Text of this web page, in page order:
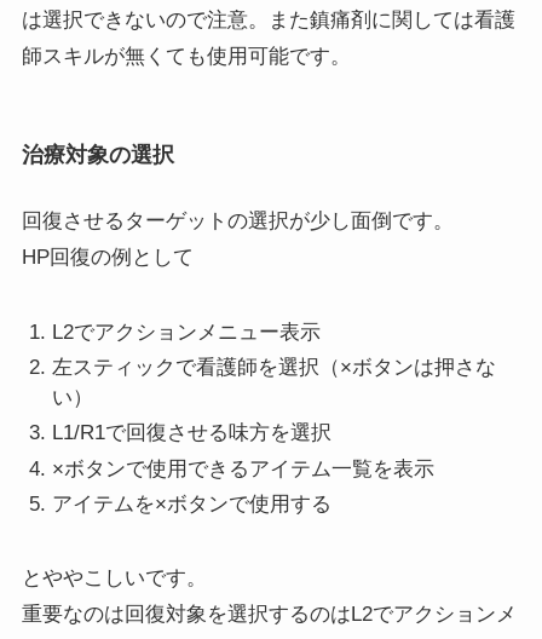
は選択できないので注意。また鎮痛剤に関しては看護
師スキルが無くても使用可能です。
治療対象の選択
回復させるターゲットの選択が少し面倒です。
HP回復の例として
L2でアクションメニュー表示
左スティックで看護師を選択（×ボタンは押さな
い）
L1/R1で回復させる味方を選択
×ボタンで使用できるアイテム一覧を表示
アイテムを×ボタンで使用する
とややこしいです。
重要なのは回復対象を選択するのはL2でアクションメ